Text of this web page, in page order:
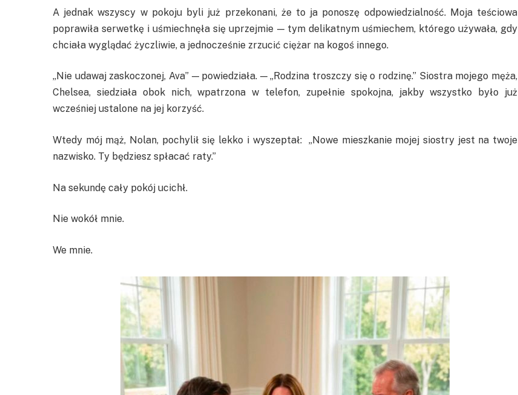
A jednak wszyscy w pokoju byli już przekonani, że to ja ponoszę odpowiedzialność. Moja teściowa
poprawiła serwetkę i uśmiechnęła się uprzejmie — tym delikatnym uśmiechem, którego używała, gdy
chciała wyglądać życzliwie, a jednocześnie zrzucić ciężar na kogoś innego.
„Nie udawaj zaskoczonej, Ava” — powiedziała. — „Rodzina troszczy się o rodzinę.” Siostra mojego męża,
Chelsea, siedziała obok nich, wpatrzona w telefon, zupełnie spokojna, jakby wszystko było już
wcześniej ustalone na jej korzyść.
Wtedy mój mąż, Nolan, pochylił się lekko i wyszeptał: „Nowe mieszkanie mojej siostry jest na twoje
nazwisko. Ty będziesz spłacać raty.”
Na sekundę cały pokój ucichł.
Nie wokół mnie.
We mnie.